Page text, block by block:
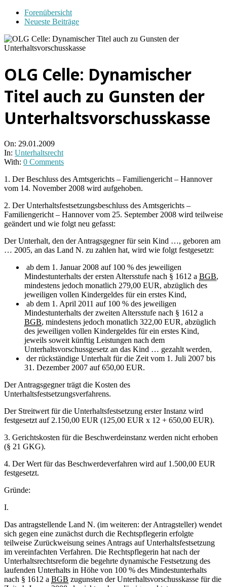
Forenübersicht
Neueste Beiträge
OLG Celle: Dynamischer
Titel auch zu Gunsten der
Unterhaltsvorschusskasse
On: 29.01.2009
In: Unterhaltsrecht
With: 0 Comments
1. Der Beschluss des Amtsgerichts – Familiengericht – Hannover
vom 14. November 2008 wird aufgehoben.
2. Der Unterhaltsfestsetzungsbeschluss des Amtsgerichts –
Familiengericht – Hannover vom 25. September 2008 wird teilweise
geändert und wie folgt neu gefasst:
Der Unterhalt, den der Antragsgegner für sein Kind …, geboren am
… 2005, an das Land N. zu zahlen hat, wird wie folgt festgesetzt:
ab dem 1. Januar 2008 auf 100 % des jeweiligen
Mindestunterhalts der ersten Altersstufe nach § 1612 a BGB,
mindestens jedoch monatlich 279,00 EUR, abzüglich des
jeweiligen vollen Kindergeldes für ein erstes Kind,
ab dem 1. April 2011 auf 100 % des jeweiligen
Mindestunterhalts der zweiten Altersstufe nach § 1612 a
BGB, mindestens jedoch monatlich 322,00 EUR, abzüglich
des jeweiligen vollen Kindergeldes für ein erstes Kind,
jeweils soweit künftig Leistungen nach dem
Unterhaltsvorschussgesetz an das Kind … gezahlt werden,
der rückständige Unterhalt für die Zeit vom 1. Juli 2007 bis
31. Dezember 2007 auf 650,00 EUR.
Der Antragsgegner trägt die Kosten des
Unterhaltsfestsetzungsverfahrens.
Der Streitwert für die Unterhaltsfestsetzung erster Instanz wird
festgesetzt auf 2.150,00 EUR (125,00 EUR x 12 + 650,00 EUR).
3. Gerichtskosten für die Beschwerdeinstanz werden nicht erhoben
(§ 21 GKG).
4. Der Wert für das Beschwerdeverfahren wird auf 1.500,00 EUR
festgesetzt.
Gründe:
I.
Das antragstellende Land N. (im weiteren: der Antragsteller) wendet
sich gegen eine zunächst durch die Rechtspflegerin erfolgte
teilweise Zurückweisung seines Antrags auf Unterhaltsfestsetzung
im vereinfachten Verfahren. Die Rechtspflegerin hat nach der
Unterhaltsrechtsreform die begehrte dynamische Festsetzung des
laufenden Unterhalts in Höhe von 100 % des Mindestunterhalts
nach § 1612 a BGB zugunsten der Unterhaltsvorschusskasse für die